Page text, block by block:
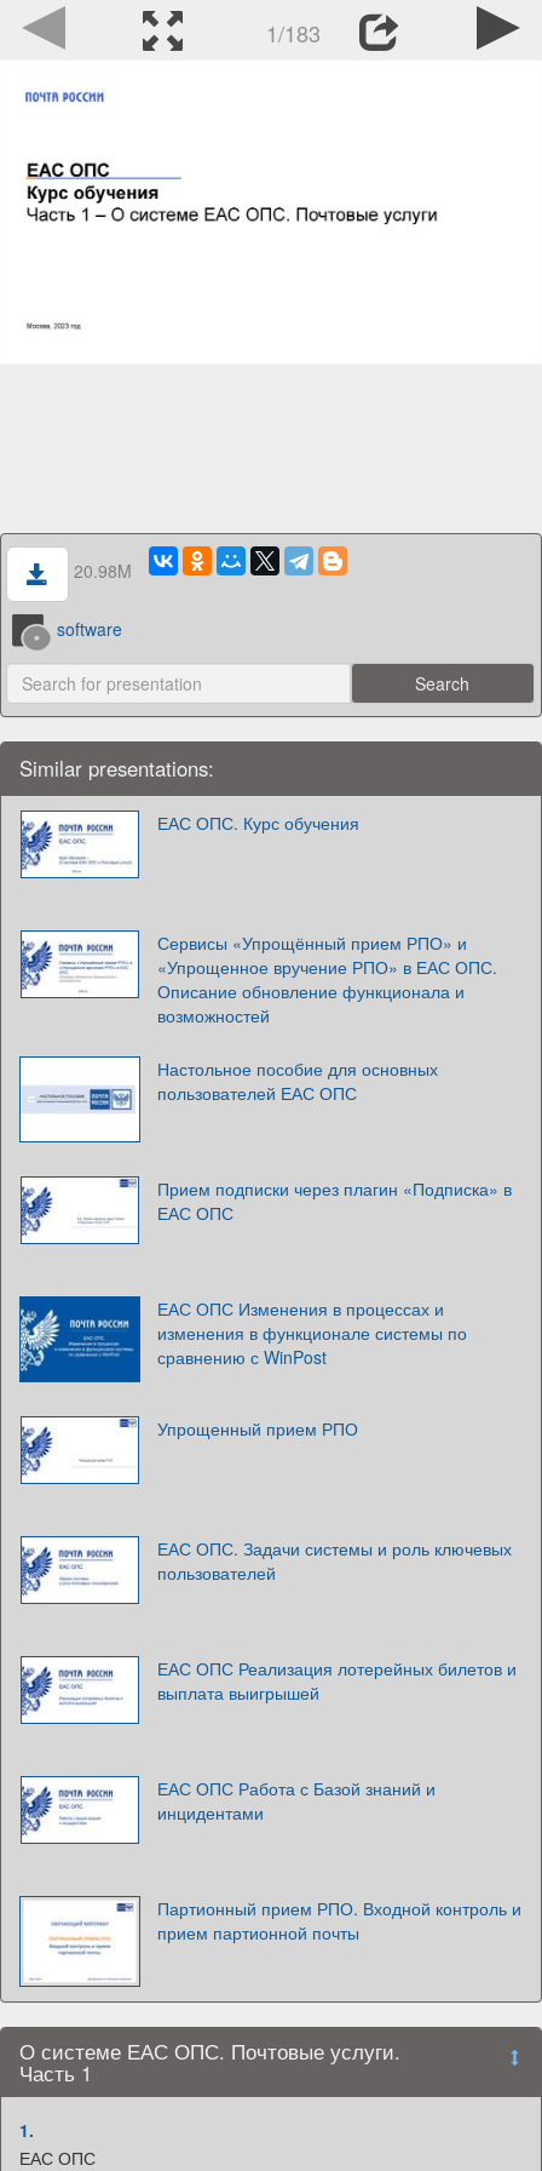
1/183
20.98M
software
Similar presentations:
ЕАС ОПС. Курс обучения
Сервисы «Упрощённый прием РПО» и
«Упрощенное вручение РПО» в ЕАС ОПС.
Описание обновление функционала и
возможностей
Настольное пособие для основных
пользователей ЕАС ОПС
Прием подписки через плагин «Подписка» в
ЕАС ОПС
ЕАС ОПС Изменения в процессах и
изменения в функционале системы по
сравнению с WinPost
Упрощенный прием РПО
ЕАС ОПС. Задачи системы и роль ключевых
пользователей
ЕАС ОПС Реализация лотерейных билетов и
выплата выигрышей
ЕАС ОПС Работа с Базой знаний и
инцидентами
Партионный прием РПО. Входной контроль и
прием партионной почты
О системе ЕАС ОПС. Почтовые услуги.
Часть 1
1.
ЕАС ОПС